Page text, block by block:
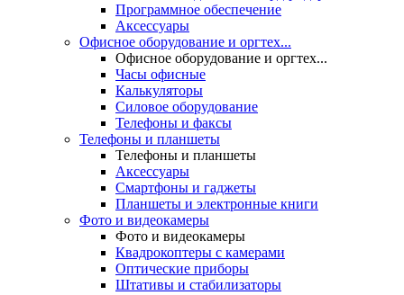
Программное обеспечение
Аксессуары
Офисное оборудование и оргтех...
Офисное оборудование и оргтех...
Часы офисные
Калькуляторы
Силовое оборудование
Телефоны и факсы
Телефоны и планшеты
Телефоны и планшеты
Аксессуары
Смартфоны и гаджеты
Планшеты и электронные книги
Фото и видеокамеры
Фото и видеокамеры
Квадрокоптеры с камерами
Оптические приборы
Штативы и стабилизаторы